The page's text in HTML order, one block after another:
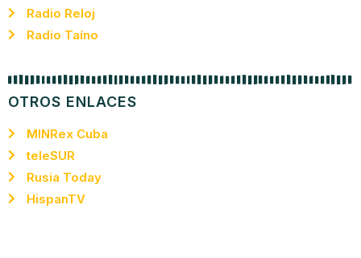
Radio Reloj
Radio Taíno
OTROS ENLACES
MINRex Cuba
teleSUR
Rusia Today
HispanTV